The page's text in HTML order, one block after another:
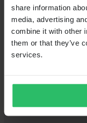
share information
media, advertising
combine it with other
them or that they’ve
services.